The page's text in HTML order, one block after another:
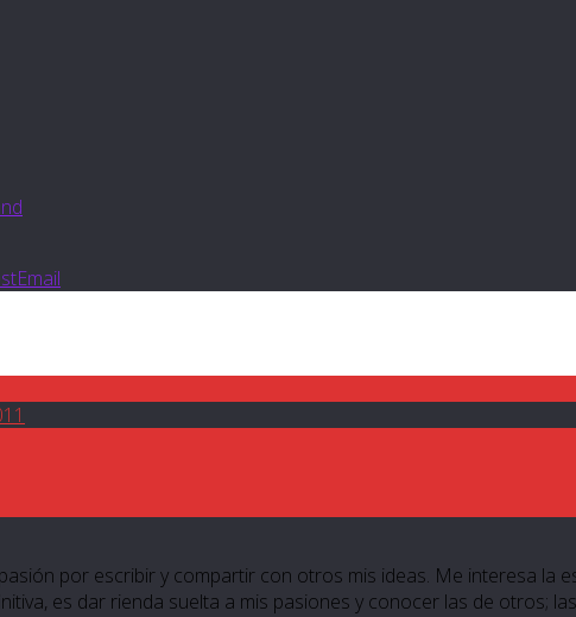
Email
por escribir y compartir con otros mis ideas. Me interesa la
es dar rienda suelta a mis pasiones y conocer las de otros;